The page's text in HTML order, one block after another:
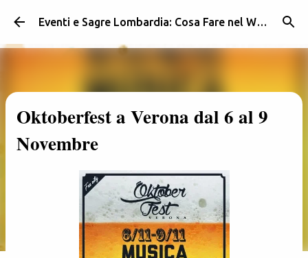
Passa ai contenuti principali Eventi e Sagre Lombardia: Cosa Fare nel Weekend | Weekendidea
Oktoberfest a Verona dal 6 al 9
Novembre